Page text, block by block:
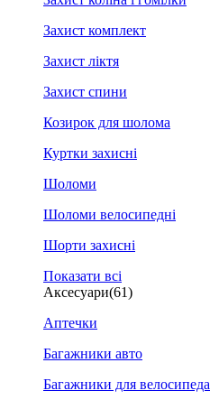
Захист комплект
Захист ліктя
Захист спини
Козирок для шолома
Куртки захисні
Шоломи
Шоломи велосипедні
Шорти захисні
Показати всі
Аксесуари(61)
Аптечки
Багажники авто
Багажники для велосипеда